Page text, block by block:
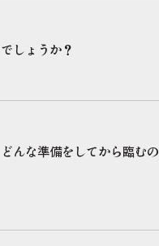
しょうか？
んな準備をしてから臨むの